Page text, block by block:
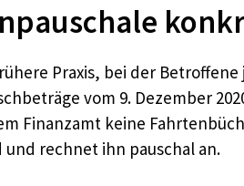
Praxis, bei der
vom 9. Dezember
Finanzamt keine
rechnet ihn pauschal an.